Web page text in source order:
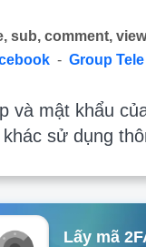
sub, comment,
- Group Tele
và mật khẩu
sử dụng
Lấy mã